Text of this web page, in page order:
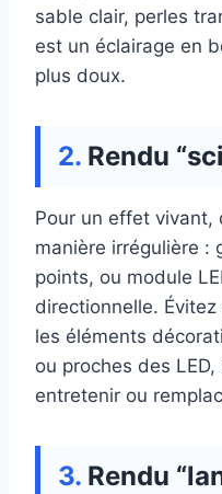
sable clair, perles
est un éclairage en
plus doux.
Rendu
Pour un effet vivant,
manière irrégulière :
points, ou module
directionnelle.
les éléments
ou proches des
entretenir ou
Rendu